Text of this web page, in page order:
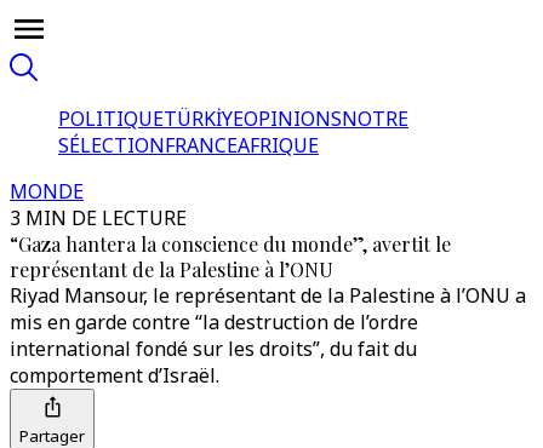
POLITIQUETÜRKİYEOPINIONSNOTRE
SÉLECTIONFRANCEAFRIQUE
MONDE
3 MIN DE LECTURE
“Gaza hantera la conscience du monde”, avertit le
représentant de la Palestine à l’ONU
Riyad Mansour, le représentant de la Palestine à l’ONU a
mis en garde contre “la destruction de l’ordre
international fondé sur les droits”, du fait du
comportement d’Israël.
Partager